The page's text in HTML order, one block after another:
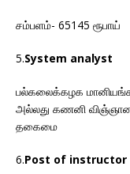
சம்பளம்- 65145 ரூபாய்
5.System analyst
பல்கலைக்கழக
அல்லது கணனி விஞ்ஞான
தகைமை
6.Post of instructor